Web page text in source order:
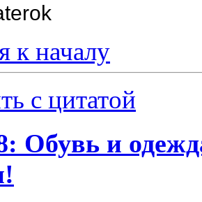
к началу
с цитатой
Обувь и